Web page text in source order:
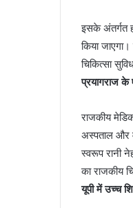
इसके अंतर्गत
किया
चिकित्सा
प्रयागराज के
राजकीय
अस्पताल और
स्वरूप रानी
का राजकीय
यूपी में उच्च